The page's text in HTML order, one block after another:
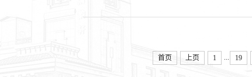
首页 上页 1 19